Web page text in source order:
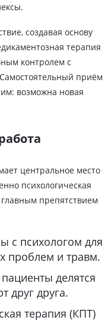
создавая основу
терапия
контролем с
приём
возможна новая
центральное место
психологическая
препятствием
с психологом для
проблем и травм.
делятся
друг друга.
терапия (КПТ)